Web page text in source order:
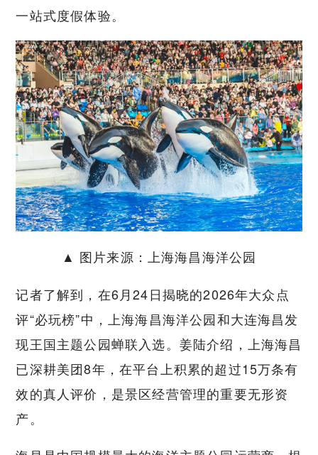
一站式度假体验。
▲ 图片来源：上海海昌海洋公园
记者了解到，在6月24日揭晓的2026年大众点
评“必玩榜”中，上海海昌海洋公园和大连海昌发
现王国主题公园蝉联入选。姜陆介绍，上海海昌
已深耕美团8年，在平台上积累的超过15万条有
效的真人评价，是景区经营管理的重要无形资
产。